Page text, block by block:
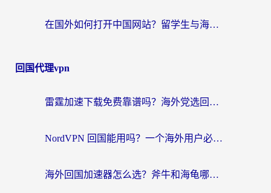
在国外如何打开中国网站？留学生与海外华人的无缝访问指南
回国代理vpn
雷霆加速下载免费靠谱吗？海外党选回国加速器的避坑指南（附热门工具对比）
NordVPN 回国能用吗？一个海外用户必须面对的真实困境
海外回国加速器怎么选？斧牛和海龟哪个好？一篇帮你避开坑的实用指南